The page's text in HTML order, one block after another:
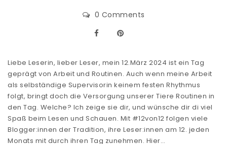
0 Comments
Liebe Leserin, lieber Leser, mein 12.März 2024 ist ein Tag
geprägt von Arbeit und Routinen. Auch wenn meine Arbeit
als selbständige Supervisorin keinem festen Rhythmus
folgt, bringt doch die Versorgung unserer Tiere Routinen in
den Tag. Welche? Ich zeige sie dir, und wünsche dir di viel
Spaß beim Lesen und Schauen. Mit #12von12 folgen viele
Blogger:innen der Tradition, ihre Leser:innen am 12. jeden
Monats mit durch ihren Tag zunehmen. Hier…